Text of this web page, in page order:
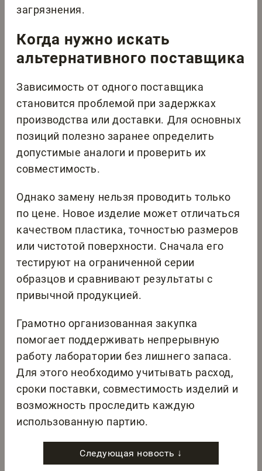
загрязнения.
Когда нужно искать
альтернативного поставщика
Зависимость от одного поставщика
становится проблемой при задержках
производства или доставки. Для основных
позиций полезно заранее определить
допустимые аналоги и проверить их
совместимость.
Однако замену нельзя проводить только
по цене. Новое изделие может отличаться
качеством пластика, точностью размеров
или чистотой поверхности. Сначала его
тестируют на ограниченной серии
образцов и сравнивают результаты с
привычной продукцией.
Грамотно организованная закупка
помогает поддерживать непрерывную
работу лаборатории без лишнего запаса.
Для этого необходимо учитывать расход,
сроки поставки, совместимость изделий и
возможность проследить каждую
использованную партию.
Следующая новость ↓